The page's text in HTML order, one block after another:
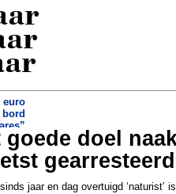
euro
van 5000 euro bij dierenarts
kat: ‘Ik was zo overstuur
geen afscheid kon nemen’»
doel
gearresteerd
jaar en dag overtuigd ‘naturist’